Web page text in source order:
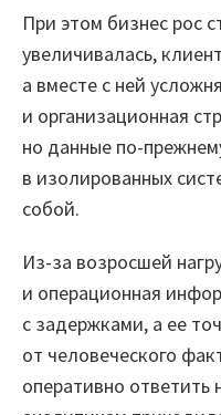
Новости
Вузы-
Мероприятия
Марафоны
Рецепт
На высоту
О
При этом бизнес рос
увеличивалась,
а вместе с ней
и организационная
но данные по-
в изолированных
собой.
Из-за возросшей
и операционная
с задержками, а ее
от человеческого
оперативно ответить